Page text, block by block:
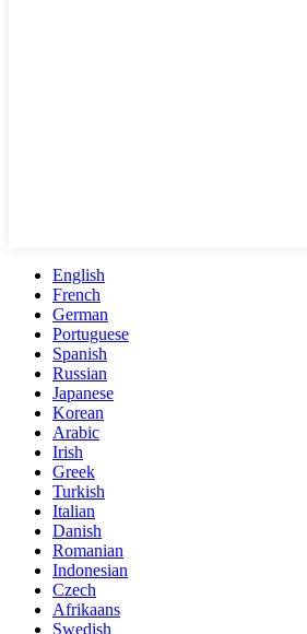
English
French
German
Portuguese
Spanish
Russian
Japanese
Korean
Arabic
Irish
Greek
Turkish
Italian
Danish
Romanian
Indonesian
Czech
Afrikaans
Swedish